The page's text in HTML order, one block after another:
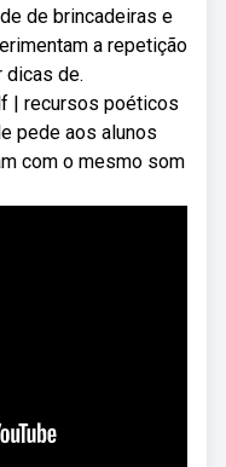
de brincadeiras e
a repetição
dicas de.
| recursos poéticos
pede aos alunos
com o mesmo som